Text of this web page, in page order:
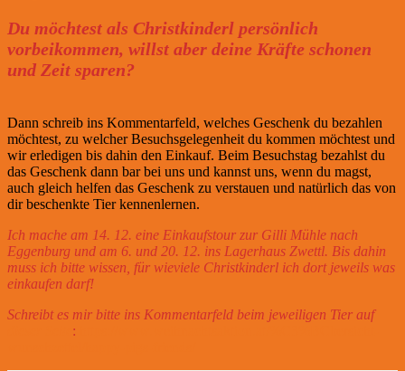
Du möchtest als Christkinderl persönlich
vorbeikommen, willst aber deine Kräfte schonen
und Zeit sparen?
Dann schreib ins Kommentarfeld, welches Geschenk du bezahlen
möchtest, zu welcher Besuchsgelegenheit du kommen möchtest und
wir erledigen bis dahin den Einkauf. Beim Besuchstag bezahlst du
das Geschenk dann bar bei uns und kannst uns, wenn du magst,
auch gleich helfen das Geschenk zu verstauen und natürlich das von
dir beschenkte Tier kennenlernen.
Ich mache am 14. 12. eine Einkaufstour zur Gilli Mühle nach
Eggenburg und am 6. und 20. 12. ins Lagerhaus Zwettl. Bis dahin
muss ich bitte wissen, für wieviele Christkinderl ich dort jeweils was
einkaufen darf!
Schreibt es mir bitte ins Kommentarfeld beim jeweiligen Tier auf
: